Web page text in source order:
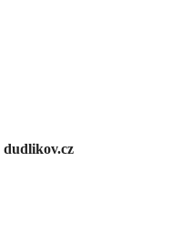
dudlikov.cz